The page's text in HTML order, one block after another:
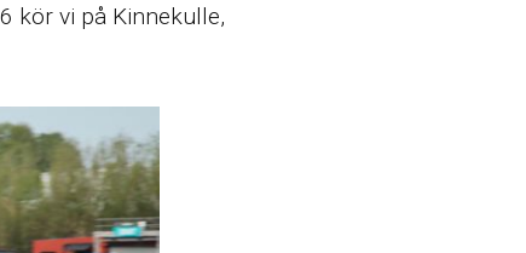
kör vi på Kinnekulle,